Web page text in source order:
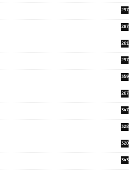
297
287
261
297
359
267
347
328
320
343